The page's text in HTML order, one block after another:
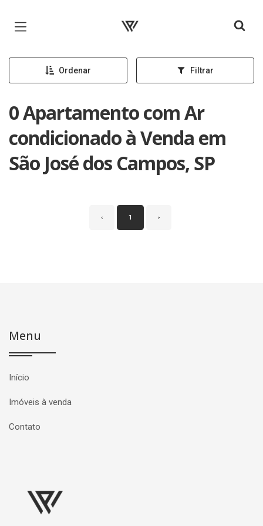
Página inicial
Ordenar Filtrar
0 Apartamento com Ar
condicionado à Venda em
São José dos Campos, SP
‹ 1 ›
Menu
Início
Imóveis à venda
Contato